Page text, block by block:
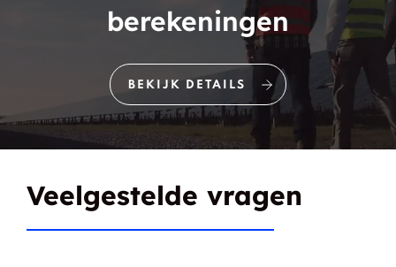
berekeningen
BEKIJK DETAILS
Veelgestelde vragen